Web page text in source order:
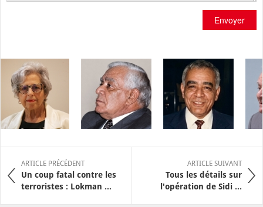
Envoyer
ARTICLE PRÉCÉDENT
Un coup fatal contre les
terroristes : Lokman ...
ARTICLE SUIVANT
Tous les détails sur
l'opération de Sidi ...